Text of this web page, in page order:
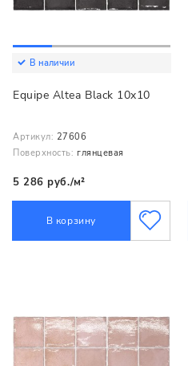
В наличии
Equipe Altea Black 10x10
Артикул: 27606
Поверхность: глянцевая
5 286 руб./м²
В корзину